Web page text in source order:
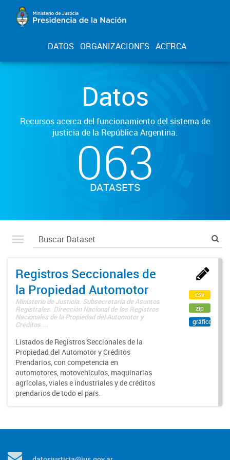
DATOS ORGANIZACIONES ACERCA
Datos
Recursos acerca del funcionamiento del sistema de
justicia de la República Argentina.
063
DATASETS
Registros Seccionales de
la Propiedad Automotor
Ministerio de Justicia. Subsecretaría de Asuntos
Registrales. Dirección Nacional de los Registros
Nacionales de la Propiedad del Automotor y
Créditos ...
Listados de Registros Seccionales de la
Propiedad del Automotor y Créditos
Prendarios, con competencia en
automotores, motovehículos, maquinarias
agrícolas, viales e industriales y de créditos
prendarios de todo el país.
csv
zip
gráfico